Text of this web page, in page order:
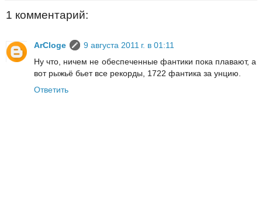
1 комментарий:
ArCloge
9 августа 2011 г. в 01:11
Ну что, ничем не обеспеченные фантики пока плавают, а
вот рыжьё бьет все рекорды, 1722 фантика за унцию.
Ответить